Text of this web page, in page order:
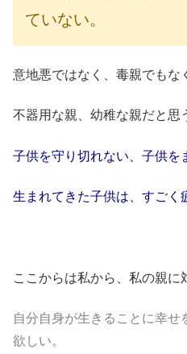
ていない。
意地悪ではなく、毒親でもな
不器用な親、幼稚な親だと思
子供を守り切れない、子供を
生まれてきた子供は、すごく
ここからは私から、私の親に
自分自身が生きることに幸せ
欲しい。